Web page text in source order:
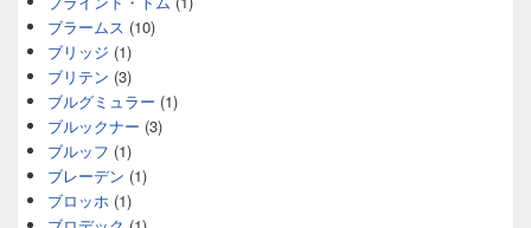
ブラームス (10)
ブリッジ (1)
ブリテン (3)
ブルグミュラー (1)
ブルックナー (3)
ブルッフ (1)
ブレーデン (1)
ブロッホ (1)